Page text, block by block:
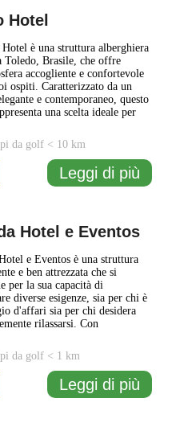
Hotel
è una struttura alberghiera
Toledo, Brasile, che offre
accogliente e confortevole
ospiti. Caratterizzato da un
e contemporaneo, questo
una scelta ideale per
e rilassante. Le camere sono
con gusto e dotate di una varietà
moderni, garantendo che gli
... Leggi di più
da golf < 10 km
Leggi di più
Hotel e Eventos
e Eventos è una struttura
e ben attrezzata che si
per la sua capacità di
diverse esigenze, sia per chi è
d'affari sia per chi desidera
rilassarsi. Con
eleganti e confortevoli, ideali
e il relax. Gli ospiti possono
camere dotate di tutti i
necessari,... Leggi di più
da golf < 1 km
Leggi di più